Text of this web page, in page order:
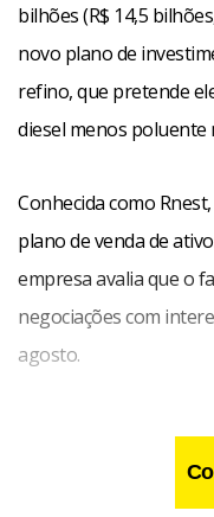
bilhões (R$ 14,5
novo plano de
refino, que pretende
diesel menos poluente
Conhecida como
plano de venda de
empresa avalia que o
negociações com
agosto.